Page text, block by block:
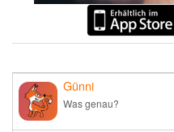
Günni
Was genau?